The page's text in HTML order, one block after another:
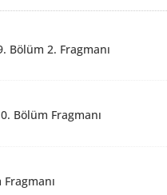
Bölüm 2. Fragmanı
Bölüm Fragmanı